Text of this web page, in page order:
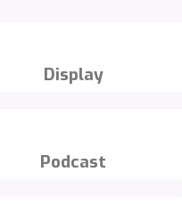
Display
Podcast